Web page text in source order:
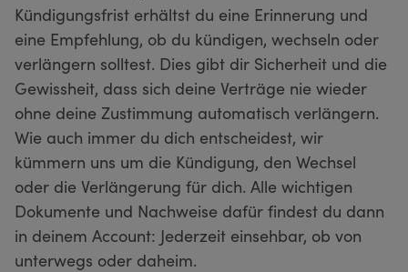
Kündigungsfrist erhältst du eine Erinnerung und
eine Empfehlung, ob du kündigen, wechseln oder
verlängern solltest. Dies gibt dir Sicherheit und die
Gewissheit, dass sich deine Verträge nie wieder
ohne deine Zustimmung automatisch verlängern.
Wie auch immer du dich entscheidest, wir
kümmern uns um die Kündigung, den Wechsel
oder die Verlängerung für dich. Alle wichtigen
Dokumente und Nachweise dafür findest du dann
in deinem Account: Jederzeit einsehbar, ob von
unterwegs oder daheim.